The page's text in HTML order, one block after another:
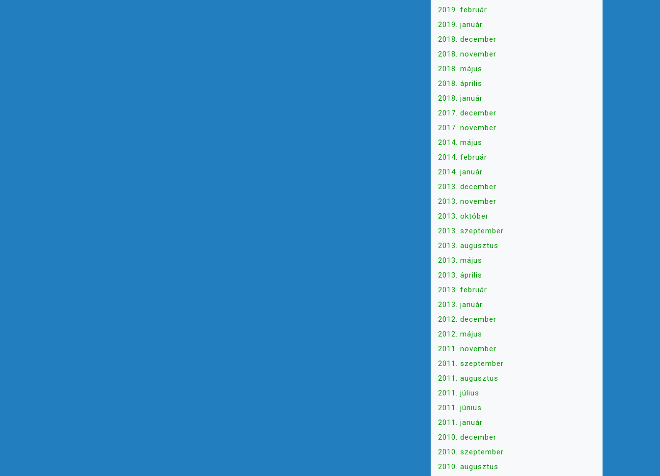
2019. február
2019. január
2018. december
2018. november
2018. május
2018. április
2018. január
2017. december
2017. november
2014. május
2014. február
2014. január
2013. december
2013. november
2013. október
2013. szeptember
2013. augusztus
2013. május
2013. április
2013. február
2013. január
2012. december
2012. május
2011. november
2011. szeptember
2011. augusztus
2011. július
2011. június
2011. január
2010. december
2010. szeptember
2010. augusztus